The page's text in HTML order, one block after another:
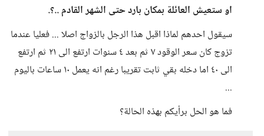
او ستعيش العائلة بمكان بارد حتى الشهر القادم ..؟.
سيقول احدهم لماذا اقبل هذا الرجل بالزواج اصلا ... فعليا عندما
تزوج كان سعر الوقود ٧ ثم بعد ٤ سنوات ارتفع الى ٢١ ثم ارتفع
الى ٤٠ اما دخله بقي ثابت تقريبا رغم انه يعمل ١٠ ساعات باليوم
...
فما هو الحل برأيكم بهذه الحالة؟